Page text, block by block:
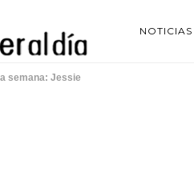
NOTICIAS
semana: Jessie